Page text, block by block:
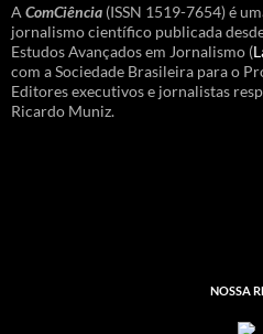
A ComCiência (ISSN 1519-7654) é
jornalismo científico publicada
Estudos Avançados em Jornalismo (
com a Sociedade Brasileira para o
Editores executivos e jornalistas
Ricardo Muniz.
NOSSA